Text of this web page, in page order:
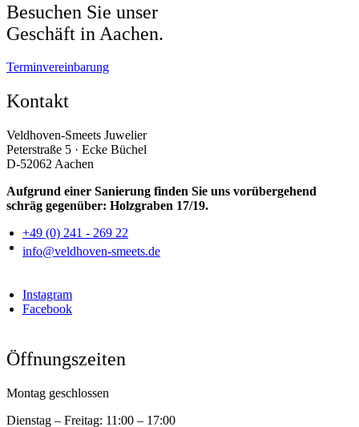
Besuchen Sie unser
Geschäft in Aachen.
Terminvereinbarung
Kontakt
Veldhoven-Smeets Juwelier
Peterstraße 5 · Ecke Büchel
D-52062 Aachen
Aufgrund einer Sanierung finden Sie uns vorübergehend
schräg gegenüber: Holzgraben 17/19.
+49 (0) 241 - 269 22
info@veldhoven-smeets.de
Instagram
Facebook
Öffnungszeiten
Montag geschlossen
Dienstag – Freitag: 11:00 – 17:00